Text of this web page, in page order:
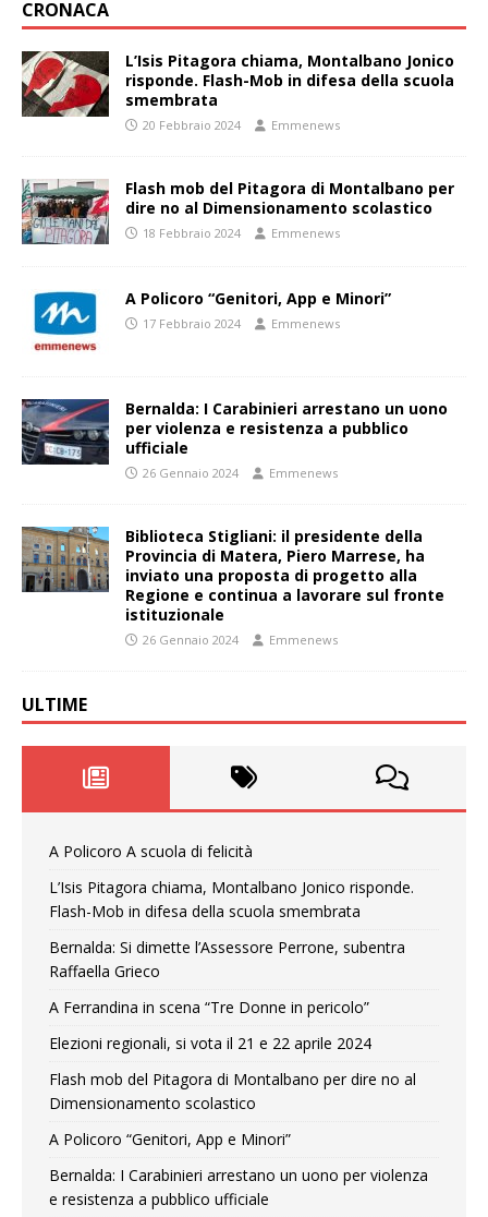
CRONACA
L’Isis Pitagora chiama, Montalbano Jonico
risponde. Flash-Mob in difesa della scuola
smembrata
20 Febbraio 2024 Emmenews
Flash mob del Pitagora di Montalbano per
dire no al Dimensionamento scolastico
18 Febbraio 2024 Emmenews
A Policoro “Genitori, App e Minori”
17 Febbraio 2024 Emmenews
Bernalda: I Carabinieri arrestano un uono
per violenza e resistenza a pubblico
ufficiale
26 Gennaio 2024 Emmenews
Biblioteca Stigliani: il presidente della
Provincia di Matera, Piero Marrese, ha
inviato una proposta di progetto alla
Regione e continua a lavorare sul fronte
istituzionale
26 Gennaio 2024 Emmenews
ULTIME
A Policoro A scuola di felicità
L’Isis Pitagora chiama, Montalbano Jonico risponde.
Flash-Mob in difesa della scuola smembrata
Bernalda: Si dimette l’Assessore Perrone, subentra
Raffaella Grieco
A Ferrandina in scena “Tre Donne in pericolo”
Elezioni regionali, si vota il 21 e 22 aprile 2024
Flash mob del Pitagora di Montalbano per dire no al
Dimensionamento scolastico
A Policoro “Genitori, App e Minori”
Bernalda: I Carabinieri arrestano un uono per violenza
e resistenza a pubblico ufficiale